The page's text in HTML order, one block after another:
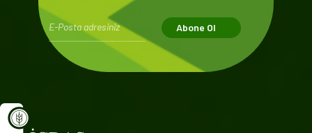
Abone Ol